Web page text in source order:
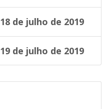
18 de julho de 2019
19 de julho de 2019